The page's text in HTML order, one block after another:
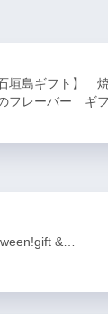
石垣島ギフト】
フレーバー ギ
&…